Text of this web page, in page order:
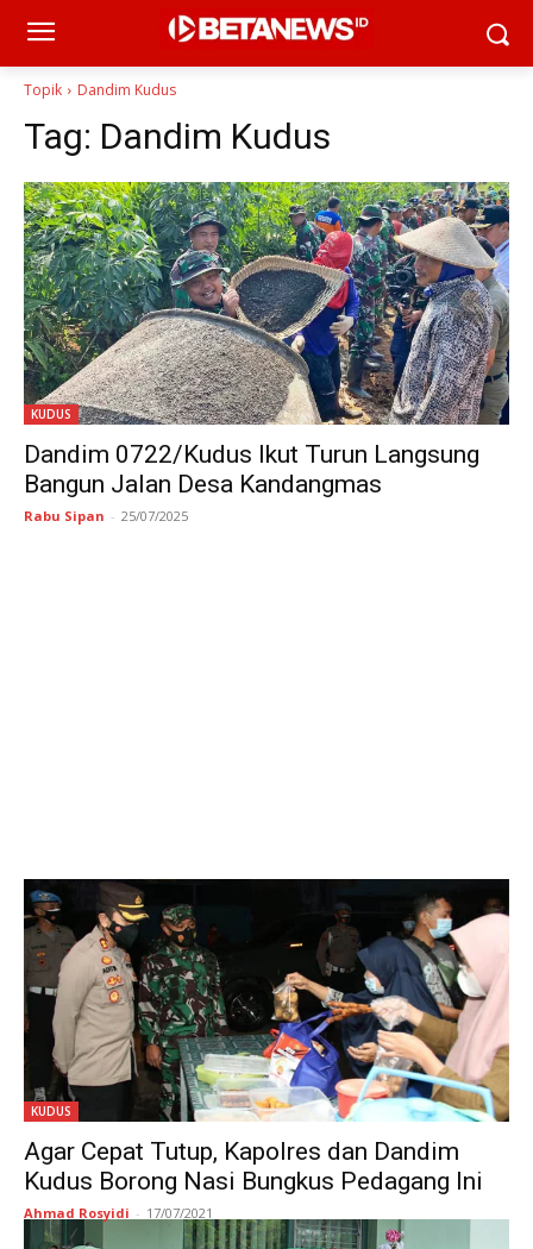
Topik Dandim Kudus
Tag: Dandim Kudus
KUDUS
Dandim 0722/Kudus Ikut Turun Langsung
Bangun Jalan Desa Kandangmas
Rabu Sipan - 25/07/2025
KUDUS
Agar Cepat Tutup, Kapolres dan Dandim
Kudus Borong Nasi Bungkus Pedagang Ini
Ahmad Rosyidi - 17/07/2021